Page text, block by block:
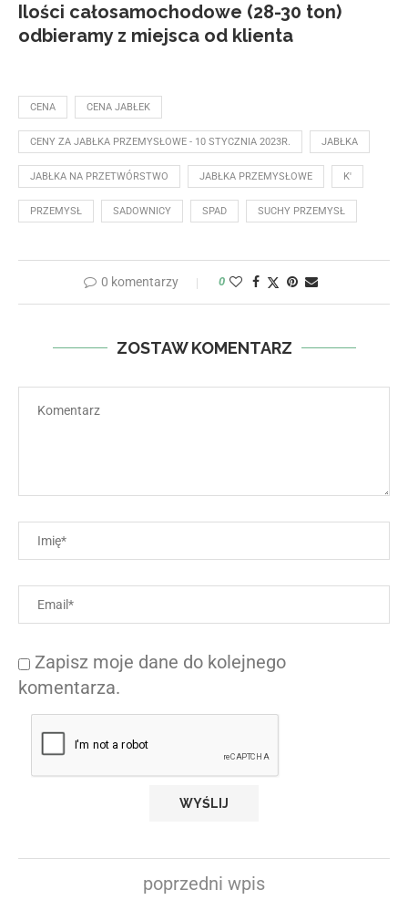
Ilości całosamochodowe (28-30 ton)
odbieramy z miejsca od klienta
CENA CENA JABŁEK
CENY ZA JABŁKA PRZEMYSŁOWE - 10 STYCZNIA 2023R. JABŁKA
JABŁKA NA PRZETWÓRSTWO JABŁKA PRZEMYSŁOWE K'
PRZEMYSŁ SADOWNICY SPAD SUCHY PRZEMYSŁ
0 komentarzy 0
ZOSTAW KOMENTARZ
Zapisz moje dane do kolejnego
komentarza.
poprzedni wpis